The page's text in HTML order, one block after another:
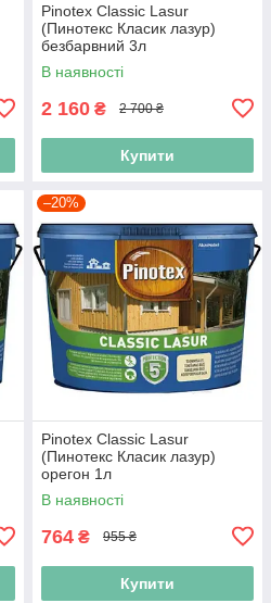
Pinotex Classic Lasur
(Пинотекс Класик лазур)
безбарвний 3л
В наявності
2 160 ₴ 2 700 ₴
Купити
–20%
Pinotex Classic Lasur
(Пинотекс Класик лазур)
орегон 1л
В наявності
764 ₴ 955 ₴
Купити